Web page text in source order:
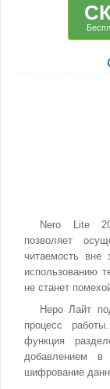
Nero Lite
позволяет
читаемость вне
использованию
не станет
Неро Лайт
процесс
функция
добавлением в
шифрование